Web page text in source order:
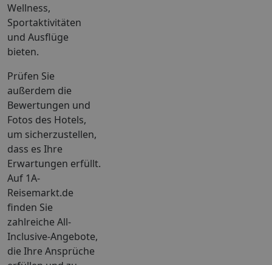
Wellness,
Sportaktivitäten
und Ausflüge
bieten.
Prüfen Sie
außerdem die
Bewertungen und
Fotos des Hotels,
um sicherzustellen,
dass es Ihre
Erwartungen erfüllt.
Auf 1A-
Reisemarkt.de
finden Sie
zahlreiche All-
Inclusive-Angebote,
die Ihre Ansprüche